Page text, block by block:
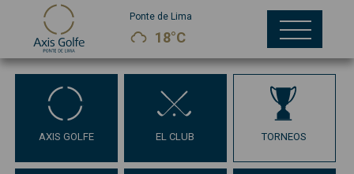
Ponte de Lima
18°C
AXIS GOLFE EL CLUB TORNEOS